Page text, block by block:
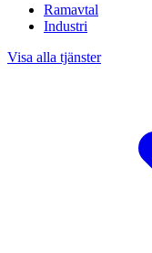
Ramavtal
Industri
Visa alla tjänster